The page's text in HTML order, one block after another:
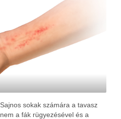
Sajnos sokak számára a tavasz
nem a fák rügyezésével és a